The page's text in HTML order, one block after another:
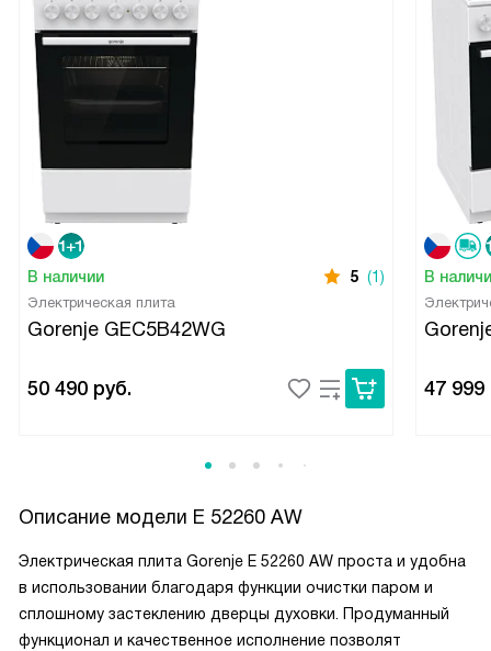
В наличии 5 (1)
Электрическая плита
Gorenje GEC5B42WG
50 490 руб.
В
47 999
Описание модели E 52260 AW
Электрическая плита Gorenje E 52260 AW проста и удобна
в использовании благодаря функции очистки паром и
сплошному застеклению дверцы духовки. Продуманный
функционал и качественное исполнение позволят